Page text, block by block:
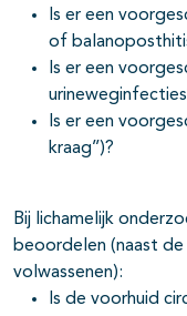
Is er een
of
Is er een
Is er een
kraag’’)?
Bij lichamelijk
beoordelen (naast
volwassenen):
Is de voorhuid